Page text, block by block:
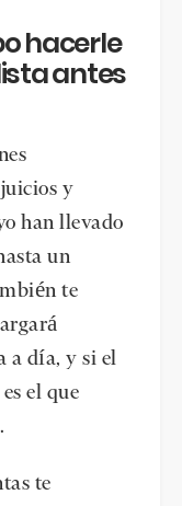
hacerle
antes
y
han llevado
un
te
a día, y si el
el que
te